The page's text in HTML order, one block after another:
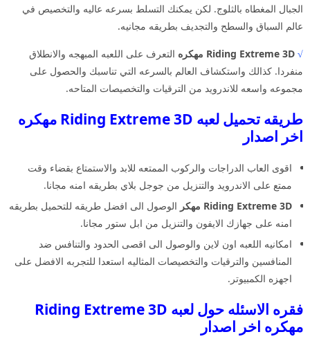
الجبال المغطاه بالثلوج. لكن يمكنك التسلط بسرعه عاليه والتخصيص في
عالم السباق والسطح والتجديف بطريقه مجانيه.
√ Riding Extreme 3D مهكره
التعرف على اللعبه المبهجه والانطلاق
منفردا. كذالك واستكشاف العالم بالسرعه التي تناسبك والحصول على
مجموعه واسعه للاندرويد من الترقيات والتخصيصات المتاحه.
طريقه تحميل لعبه Riding Extreme 3D مهكره
اخر اصدار
اقوى العاب الدراجات والركوب الممتعه للابد والاستمتاع بقضاء وقت
ممتع على الاندرويد والتنزيل من جوجل بلاي بطريقه امنه مجانا.
Riding Extreme 3D مهكر
الوصول الى افضل طريقه للتحميل بطريقه
امنه على جهازك الايفون والتنزيل من ابل ستور مجانا.
امكانيه اللعبه اون لاين والوصول الى اقصى الحدود والتنافس ضد
المنافسين والترقيات والتخصيصات المثاليه استعدا للتجربه الافضل على
اجهزه الكمبيوتر.
فقره الاسئله حول لعبه Riding Extreme 3D
مهكره اخر اصدار